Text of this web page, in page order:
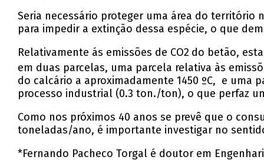
Seria necessário proteger uma área do território
para impedir a extinção dessa espécie, o que
Relativamente ás emissões de CO2 do betão,
em duas parcelas, uma parcela relativa às
do calcário a aproximadamente 1450 ºC, e uma
processo industrial (0.3 ton./ton), o que perfaz
Como nos próximos 40 anos se prevê que o
toneladas/ano, é importante investigar no
*Fernando Pacheco Torgal é doutor em